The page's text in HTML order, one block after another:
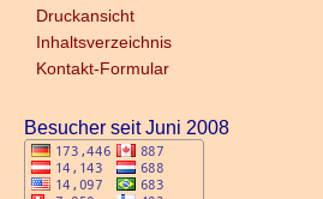
Druckansicht
Inhaltsverzeichnis
Kontakt-Formular
Besucher seit Juni 2008